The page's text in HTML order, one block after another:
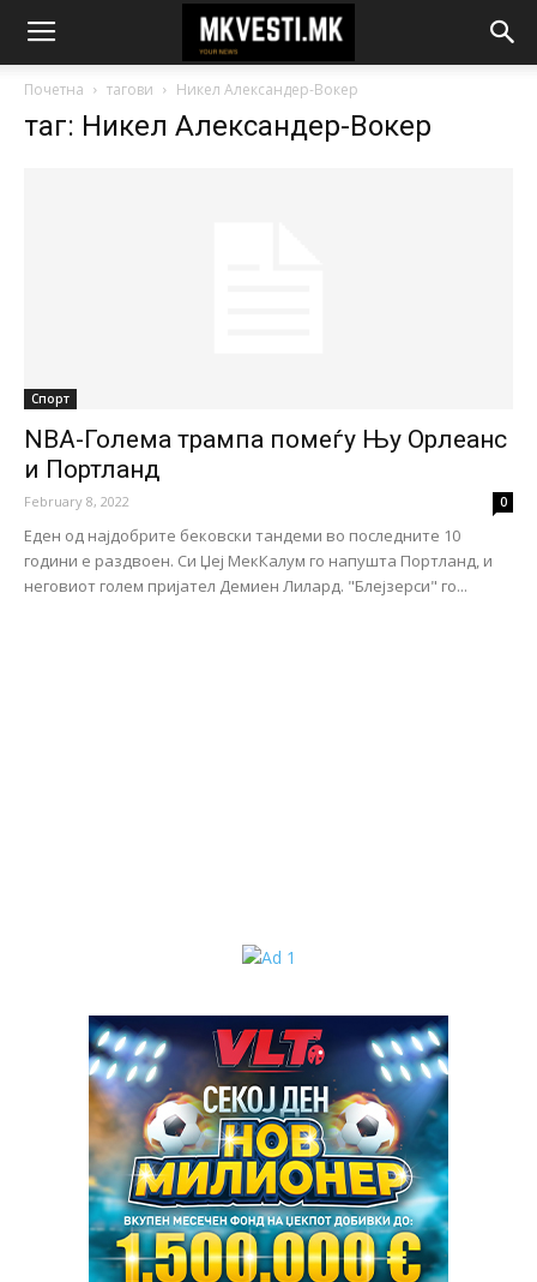
Почетна тагови Никел Александер-Вокер
таг: Никел Александер-Вокер
Спорт
NBA-Голема трампа помеѓу Њу Орлеанс
и Портланд
February 8, 2022 0
Еден од најдобрите бековски тандеми во последните 10
години е раздвоен. Си Џеј МекКалум го напушта Портланд, и
неговиот голем пријател Демиен Лилард. "Блејзерси" го...